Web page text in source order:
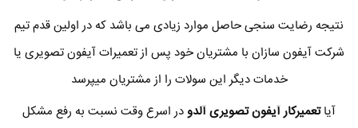
نتیجه رضایت سنجی حاصل موارد زیادی می باشد که در اولین قدم تیم
شرکت آیفون سازان با مشتریان خود پس از تعمیرات آیفون تصویری یا
خدمات دیگر این سولات را از مشتریان میپرسد
آیاتعمیرکار آیفون تصویریآلدو در اسرع وقت نسبت به رفع مشکل